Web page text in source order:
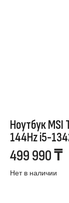
Ноутбук MSI
144Hz i5-
499 990₸
Нет в наличии